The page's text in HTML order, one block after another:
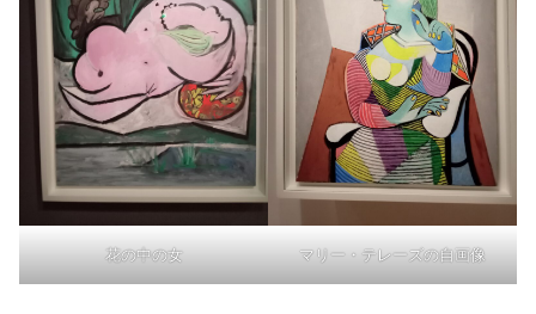
花の中の女 マリー・テレーズの自画像